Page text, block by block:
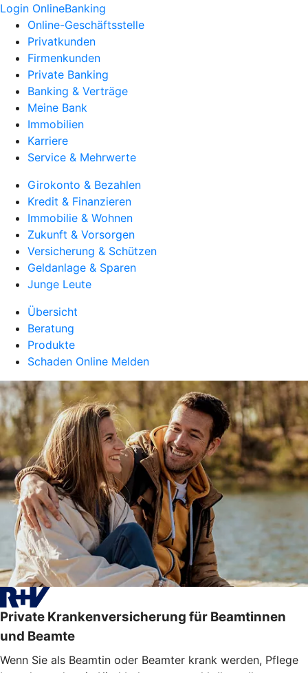
Login OnlineBanking
Online-Geschäftsstelle
Privatkunden
Firmenkunden
Private Banking
Banking & Verträge
Meine Bank
Immobilien
Karriere
Service & Mehrwerte
Girokonto & Bezahlen
Kredit & Finanzieren
Immobilie & Wohnen
Zukunft & Vorsorgen
Versicherung & Schützen
Geldanlage & Sparen
Junge Leute
Übersicht
Beratung
Produkte
Schaden Online Melden
Private Krankenversicherung für Beamtinnen
und Beamte
Wenn Sie als Beamtin oder Beamter krank werden, Pflege